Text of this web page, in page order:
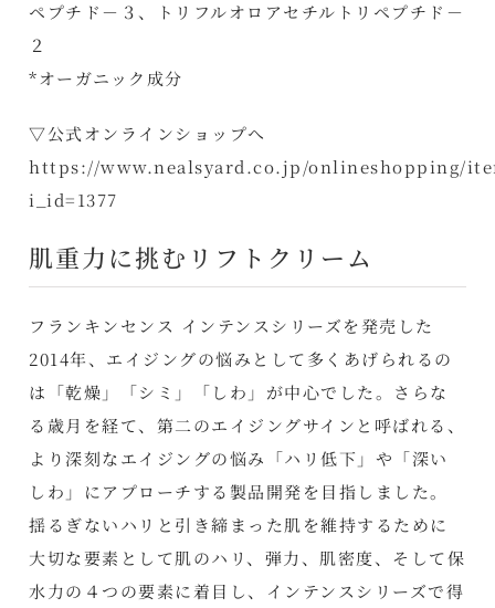
ペプチド－３、トリフルオロアセチルトリペプチド－
２
*オーガニック成分
▽公式オンラインショップへ
https://www.nealsyard.co.jp/onlineshopping/
i_id=1377
肌重力に挑むリフトクリーム
フランキンセンス インテンスシリーズを発売した
2014年、エイジングの悩みとして多くあげられるの
は「乾燥」「シミ」「しわ」が中心でした。さらな
る歳月を経て、第二のエイジングサインと呼ばれる、
より深刻なエイジングの悩み「ハリ低下」や「深い
しわ」にアプローチする製品開発を目指しました。
揺るぎないハリと引き締まった肌を維持するために
大切な要素として肌のハリ、弾力、肌密度、そして保
水力の４つの要素に着目し、インテンスシリーズで得